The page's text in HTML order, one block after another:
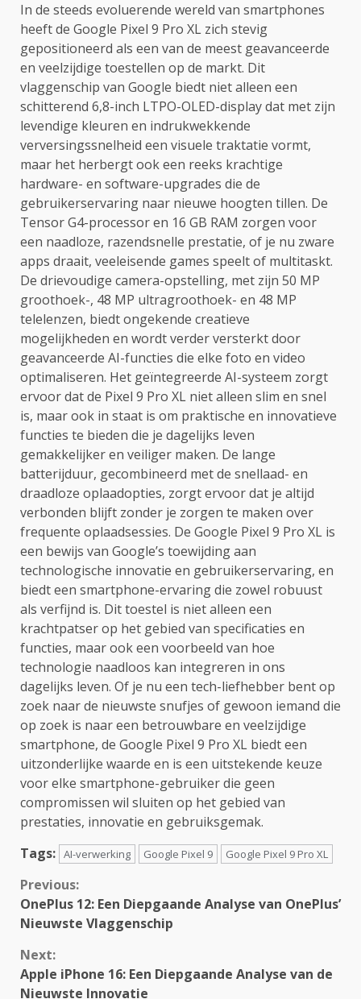
In de steeds evoluerende wereld van smartphones
heeft de Google Pixel 9 Pro XL zich stevig
gepositioneerd als een van de meest geavanceerde
en veelzijdige toestellen op de markt. Dit
vlaggenschip van Google biedt niet alleen een
schitterend 6,8-inch LTPO-OLED-display dat met zijn
levendige kleuren en indrukwekkende
verversingssnelheid een visuele traktatie vormt,
maar het herbergt ook een reeks krachtige
hardware- en software-upgrades die de
gebruikerservaring naar nieuwe hoogten tillen. De
Tensor G4-processor en 16 GB RAM zorgen voor
een naadloze, razendsnelle prestatie, of je nu zware
apps draait, veeleisende games speelt of multitaskt.
De drievoudige camera-opstelling, met zijn 50 MP
groothoek-, 48 MP ultragroothoek- en 48 MP
telelenzen, biedt ongekende creatieve
mogelijkheden en wordt verder versterkt door
geavanceerde AI-functies die elke foto en video
optimaliseren. Het geïntegreerde AI-systeem zorgt
ervoor dat de Pixel 9 Pro XL niet alleen slim en snel
is, maar ook in staat is om praktische en innovatieve
functies te bieden die je dagelijks leven
gemakkelijker en veiliger maken. De lange
batterijduur, gecombineerd met de snellaad- en
draadloze oplaadopties, zorgt ervoor dat je altijd
verbonden blijft zonder je zorgen te maken over
frequente oplaadsessies. De Google Pixel 9 Pro XL is
een bewijs van Google’s toewijding aan
technologische innovatie en gebruikerservaring, en
biedt een smartphone-ervaring die zowel robuust
als verfijnd is. Dit toestel is niet alleen een
krachtpatser op het gebied van specificaties en
functies, maar ook een voorbeeld van hoe
technologie naadloos kan integreren in ons
dagelijks leven. Of je nu een tech-liefhebber bent op
zoek naar de nieuwste snufjes of gewoon iemand die
op zoek is naar een betrouwbare en veelzijdige
smartphone, de Google Pixel 9 Pro XL biedt een
uitzonderlijke waarde en is een uitstekende keuze
voor elke smartphone-gebruiker die geen
compromissen wil sluiten op het gebied van
prestaties, innovatie en gebruiksgemak.
Tags: AI-verwerking Google Pixel 9 Google Pixel 9 Pro XL
Continue
Reading
Previous:
OnePlus 12: Een Diepgaande Analyse van OnePlus’
Nieuwste Vlaggenschip
Next:
Apple iPhone 16: Een Diepgaande Analyse van de
Nieuwste Innovatie